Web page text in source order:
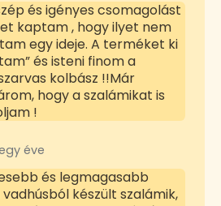
és igényes csomagolást
kaptam , hogy ilyet nem
egy ideje. A terméket ki
és isteni finom a
kolbász !!Már
hogy a szalámikat is
!
éve
és legmagasabb
készült szalámik,